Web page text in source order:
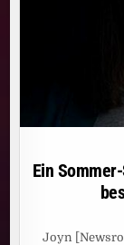
Ein
Joyn